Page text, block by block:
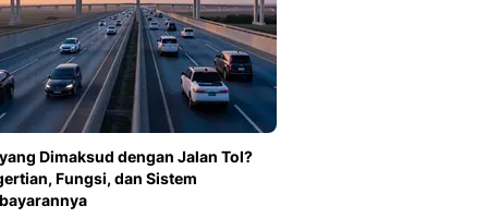
Dimaksud dengan Jalan Tol?
Fungsi, dan Sistem